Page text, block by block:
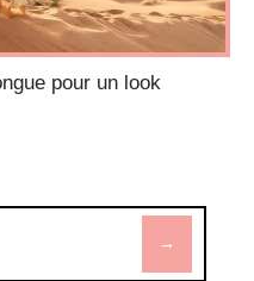
pour un look